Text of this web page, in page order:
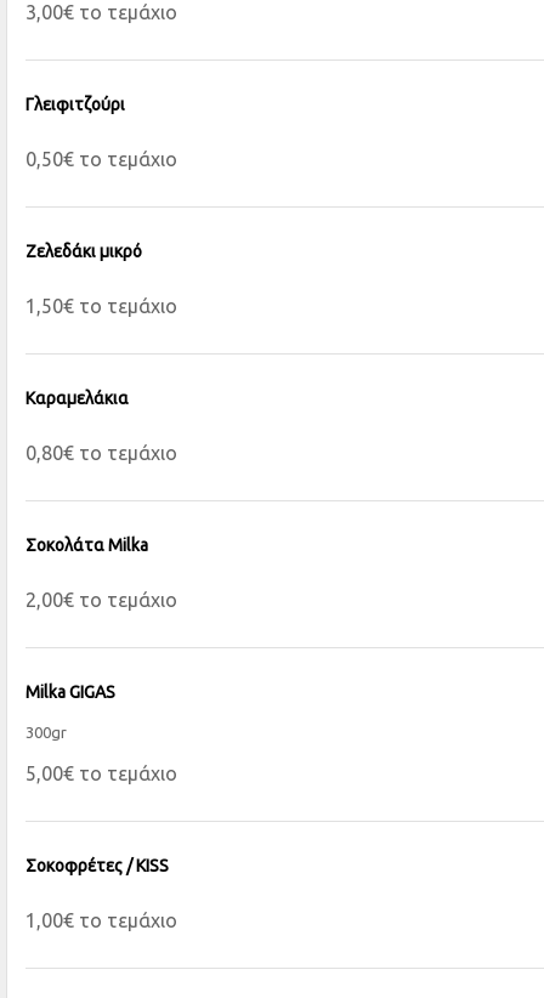
3,00€ το τεμάχιο
Γλειφιτζούρι
0,50€ το τεμάχιο
Ζελεδάκι μικρό
1,50€ το τεμάχιο
Καραμελάκια
0,80€ το τεμάχιο
Σοκολάτα Milka
2,00€ το τεμάχιο
Milka GIGAS
300gr
5,00€ το τεμάχιο
Σοκοφρέτες / KISS
1,00€ το τεμάχιο